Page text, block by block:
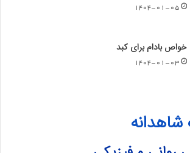
۱۴۰۴-۰۱-۰۵
خواص بادام برای کبد
۱۴۰۴-۰۱-۰۳